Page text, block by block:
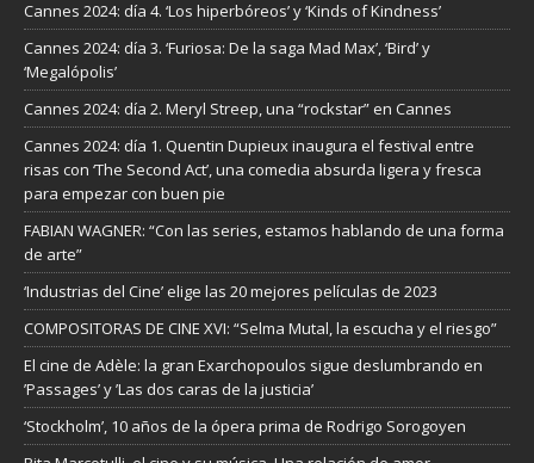
Cannes 2024: día 4. ‘Los hiperbóreos’ y ‘Kinds of Kindness’
Cannes 2024: día 3. ‘Furiosa: De la saga Mad Max’, ‘Bird’ y
‘Megalópolis’
Cannes 2024: día 2. Meryl Streep, una “rockstar” en Cannes
Cannes 2024: día 1. Quentin Dupieux inaugura el festival entre
risas con ‘The Second Act’, una comedia absurda ligera y fresca
para empezar con buen pie
FABIAN WAGNER: “Con las series, estamos hablando de una forma
de arte”
‘Industrias del Cine’ elige las 20 mejores películas de 2023
COMPOSITORAS DE CINE XVI: “Selma Mutal, la escucha y el riesgo”
El cine de Adèle: la gran Exarchopoulos sigue deslumbrando en
’Passages’ y ’Las dos caras de la justicia’
‘Stockholm’, 10 años de la ópera prima de Rodrigo Sorogoyen